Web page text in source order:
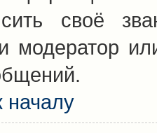
своё
модератор
началу